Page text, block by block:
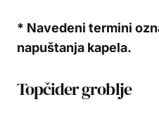
* Navedeni termini
napuštanja kapela.
Topčider groblje